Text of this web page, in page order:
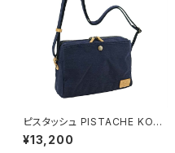
ピスタッシュ PISTACHE KON
BU ミニショルダーバッグ 撥水
軽量 A5対応 斜めがけ 33796
¥13,200